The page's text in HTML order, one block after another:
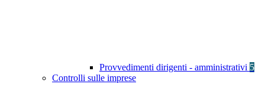
Provvedimenti dirigenti - amministrativi 5
Controlli sulle imprese